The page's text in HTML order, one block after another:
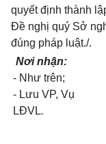
quyết định thành
Đề nghị quý Sở
đúng pháp luật./.
Nơi nhận:
- Như trên;
- Lưu VP, Vụ
LĐVL.